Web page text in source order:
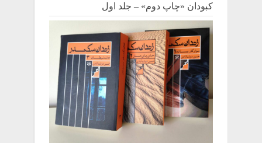
کبودان «چاپ دوم» – جلد اول